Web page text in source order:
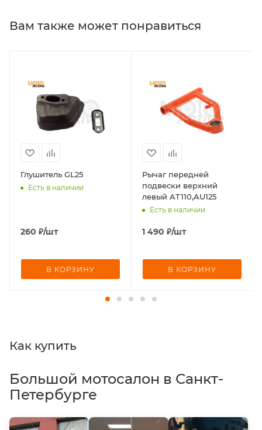
Вам также может понравиться
Глушитель GL25
Есть в наличии
260 ₽/шт
В КОРЗИНУ
Рычаг передней
подвески верхний
левый AT110,AU125
Есть в наличии
1 490 ₽/шт
В КОРЗИНУ
Как купить
Большой мотосалон в Санкт-
Петербурге